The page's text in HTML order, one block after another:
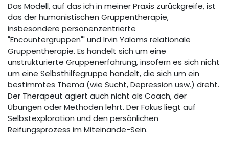
Das Modell, auf das ich in meiner Praxis zurückgreife, ist
das der humanistischen Gruppentherapie,
insbesondere personenzentrierte
"Encountergruppen"' und Irvin Yaloms relationale
Gruppentherapie. Es handelt sich um eine
unstrukturierte Gruppenerfahrung, insofern es sich nicht
um eine Selbsthilfegruppe handelt, die sich um ein
bestimmtes Thema (wie Sucht, Depression usw.) dreht.
Der Therapeut agiert auch nicht als Coach, der
Übungen oder Methoden lehrt. Der Fokus liegt auf
Selbstexploration und den persönlichen
Reifungsprozess im Miteinande-Sein.